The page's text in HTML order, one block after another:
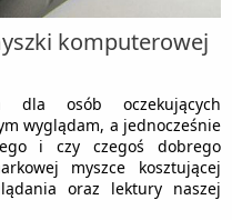
komputerowej
dla osób oczekujących
wyglądam, a jednocześnie
i czy czegoś dobrego
myszce kosztującej
oraz lektury naszej